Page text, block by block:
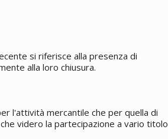
si riferisce alla presenza di
alla loro chiusura.
l'attività mercantile che per quella di
videro la partecipazione a vario titolo